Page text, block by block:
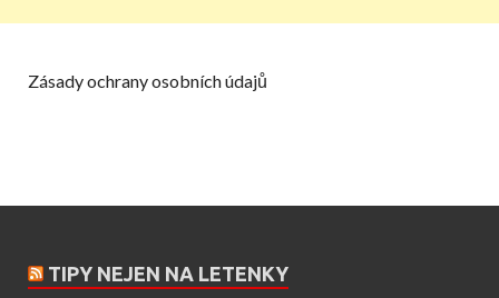
Zásady ochrany osobních údajů
TIPY NEJEN NA LETENKY